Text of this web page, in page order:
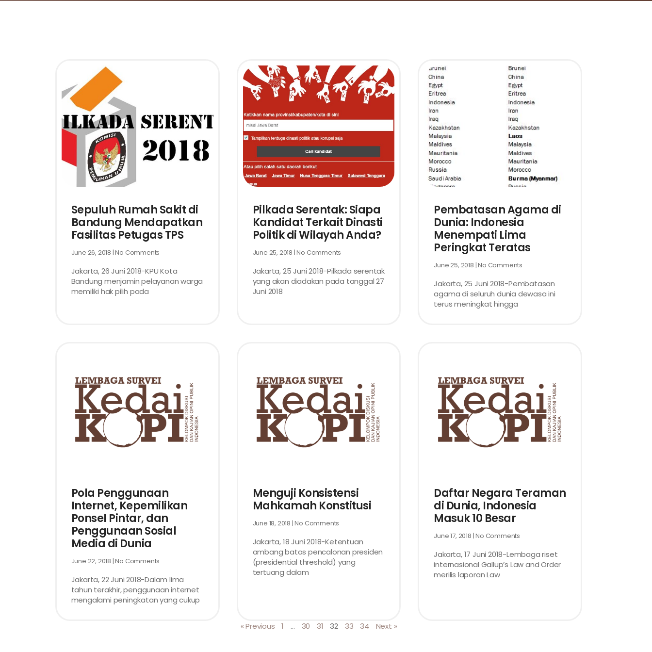
Sepuluh Rumah Sakit di
Bandung Mendapatkan
Fasilitas Petugas TPS
June 26, 2018 No Comments
Jakarta, 26 Juni 2018-KPU Kota
Bandung menjamin pelayanan warga
memiliki hak pilih pada
Pilkada Serentak: Siapa
Kandidat Terkait Dinasti
Politik di Wilayah Anda?
June 25, 2018 No Comments
Jakarta, 25 Juni 2018-Pilkada serentak
yang akan diadakan pada tanggal 27
Juni 2018
Pembatasan Agama di
Dunia: Indonesia
Menempati Lima
Peringkat Teratas
June 25, 2018 No Comments
Jakarta, 25 Juni 2018-Pembatasan
agama di seluruh dunia dewasa ini
terus meningkat hingga
Pola Penggunaan
Internet, Kepemilikan
Ponsel Pintar, dan
Penggunaan Sosial
Media di Dunia
June 22, 2018 No Comments
Jakarta, 22 Juni 2018-Dalam lima
tahun terakhir, penggunaan internet
mengalami peningkatan yang cukup
Menguji Konsistensi
Mahkamah Konstitusi
June 18, 2018 No Comments
Jakarta, 18 Juni 2018-Ketentuan
ambang batas pencalonan presiden
(presidential threshold) yang
tertuang dalam
Daftar Negara Teraman
di Dunia, Indonesia
Masuk 10 Besar
June 17, 2018 No Comments
Jakarta, 17 Juni 2018-Lembaga riset
internasional Gallup’s Law and Order
merilis laporan Law
« Previous 1 … 30 31 32 33 34 Next »